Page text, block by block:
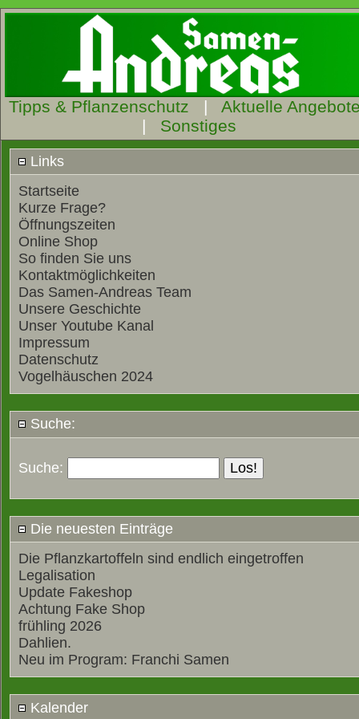
Tipps & Pflanzenschutz | Aktuelle
| Sonstiges
Links
Startseite
Kurze Frage?
Öffnungszeiten
Online Shop
So finden Sie uns
Kontaktmöglichkeiten
Das Samen-Andreas Team
Unsere Geschichte
Unser Youtube Kanal
Impressum
Datenschutz
Vogelhäuschen 2024
Suche:
Suche:
Die neuesten Einträge
Die Pflanzkartoffeln sind endlich eingetroffen
Legalisation
Update Fakeshop
Achtung Fake Shop
frühling 2026
Dahlien.
Neu im Program: Franchi Samen
Kalender